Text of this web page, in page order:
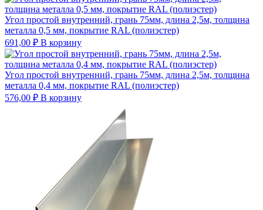
Угол простой внутренний, грань 75мм, длина 2,5м, толщина
металла 0,5 мм, покрытие RAL (полиэстер)
691,00 ₽ В корзину
Угол простой внутренний, грань 75мм, длина 2,5м, толщина
металла 0,4 мм, покрытие RAL (полиэстер)
576,00 ₽ В корзину